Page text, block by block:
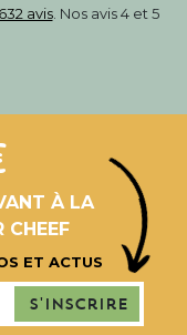
avis. Nos avis 4 et 5
À LA
CHEEF
ET ACTUS
S'inscrire